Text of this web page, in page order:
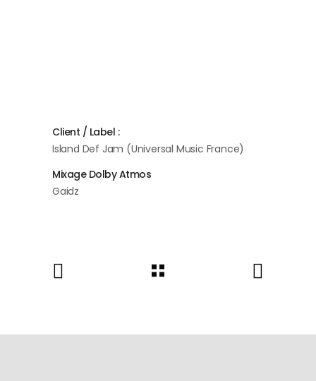
Client / Label :
Island Def Jam (Universal Music France)
Mixage Dolby Atmos
Gaidz